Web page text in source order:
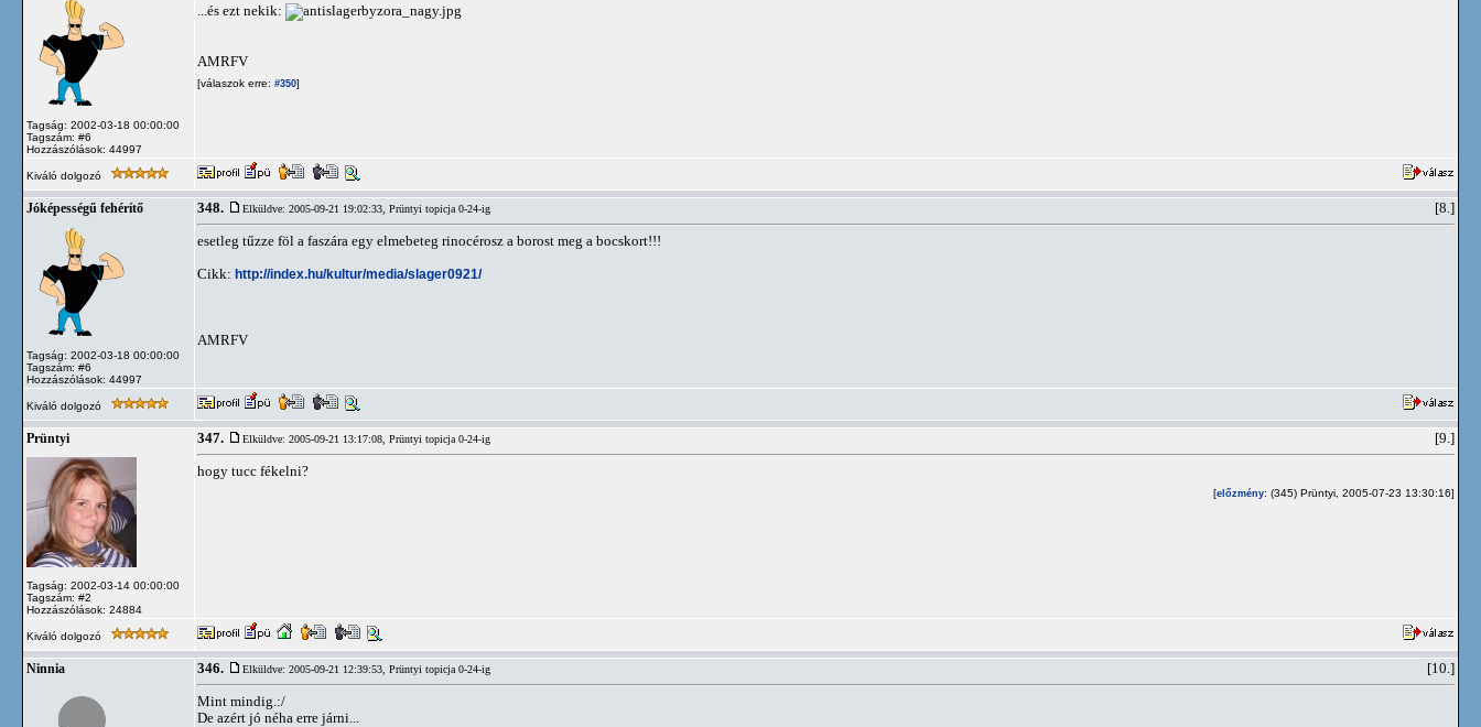
Tagság: 2002-03-18 00:00:00
Tagszám: #6
Hozzászólások: 44997
...és ezt nekik:
AMRFV
[válaszok erre: #350]
Kiváló dolgozó
Jóképességű fehérítő
Tagság: 2002-03-18 00:00:00
Tagszám: #6
Hozzászólások: 44997
348. Elküldve: 2005-09-21 19:02:33, Prüntyi topicja 0-24-ig [8.]
esetleg tűzze föl a faszára egy elmebeteg rinocérosz a borost meg a bocskort!!!
Cikk: http://index.hu/kultur/media/slager0921/
AMRFV
Kiváló dolgozó
Prüntyi
Tagság: 2002-03-14 00:00:00
Tagszám: #2
Hozzászólások: 24884
347. Elküldve: 2005-09-21 13:17:08, Prüntyi topicja 0-24-ig [9.]
hogy tucc fékelni?
[előzmény: (345) Prüntyi, 2005-07-23 13:30:16]
Kiváló dolgozó
Ninnia 346. Elküldve: 2005-09-21 12:39:53, Prüntyi topicja 0-24-ig [10.]
Mint mindig.:/
De azért jó néha erre járni...